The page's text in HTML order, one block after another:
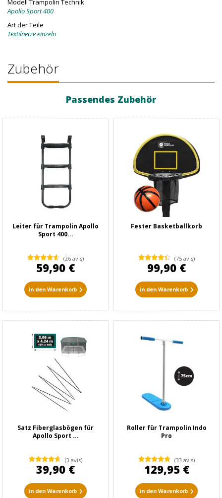
Modell Trampolin Technik
Apollo Sport 400
Art der Teile
Textilnetze einzeln
Zubehör
Passendes Zubehör
Leiter für Trampolin Apollo
Sport 400...
(26 avis)
59,90 €
in den Warenkorb
Fester Basketballkorb
(75 avis)
99,90 €
in den Warenkorb
Satz Fiberglasbögen für
Apollo Sport ...
(3 avis)
39,90 €
in den Warenkorb
Roller für Trampolin Indo
Pro
(33 avis)
129,95 €
in den Warenkorb